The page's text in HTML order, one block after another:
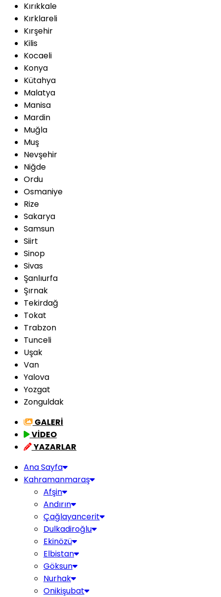
Kırıkkale
Kırklareli
Kırşehir
Kilis
Kocaeli
Konya
Kütahya
Malatya
Manisa
Mardin
Muğla
Muş
Nevşehir
Niğde
Ordu
Osmaniye
Rize
Sakarya
Samsun
Siirt
Sinop
Sivas
Şanlıurfa
Şırnak
Tekirdağ
Tokat
Trabzon
Tunceli
Uşak
Van
Yalova
Yozgat
Zonguldak
GALERİ
VİDEO
YAZARLAR
Ana Sayfa
Kahramanmaraş
Afşin
Andırın
Çağlayancerit
Dulkadiroğlu
Ekinözü
Elbistan
Göksun
Nurhak
Onikişubat